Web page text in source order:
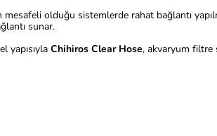
olduğu sistemlerde rahat bağlantı
sunar.
yapısıyla Chihiros Clear Hose, akvaryum filtre